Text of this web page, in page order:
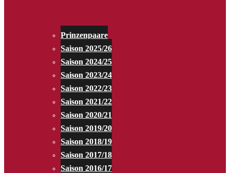
Prinzenpaare
Saison 2025/26
Saison 2024/25
Saison 2023/24
Saison 2022/23
Saison 2021/22
Saison 2020/21
Saison 2019/20
Saison 2018/19
Saison 2017/18
Saison 2016/17